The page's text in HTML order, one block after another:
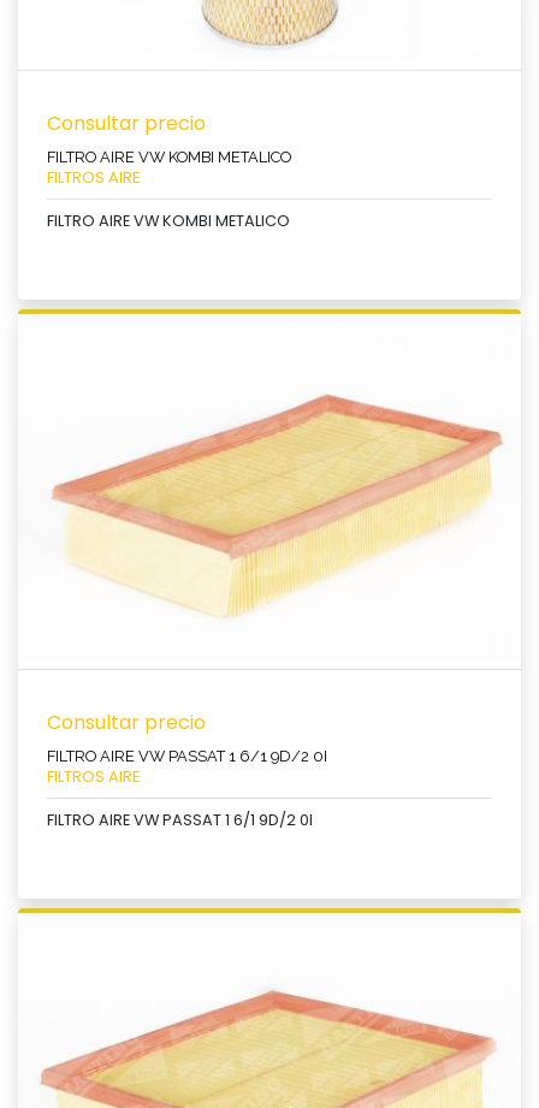
Consultar precio
FILTRO AIRE VW KOMBI METALICO
FILTROS AIRE
FILTRO AIRE VW KOMBI METALICO
Ver producto
Consultar precio
FILTRO AIRE VW PASSAT 1 6/1 9D/2 0I
FILTROS AIRE
FILTRO AIRE VW PASSAT 1 6/1 9D/2 0I
Ver producto